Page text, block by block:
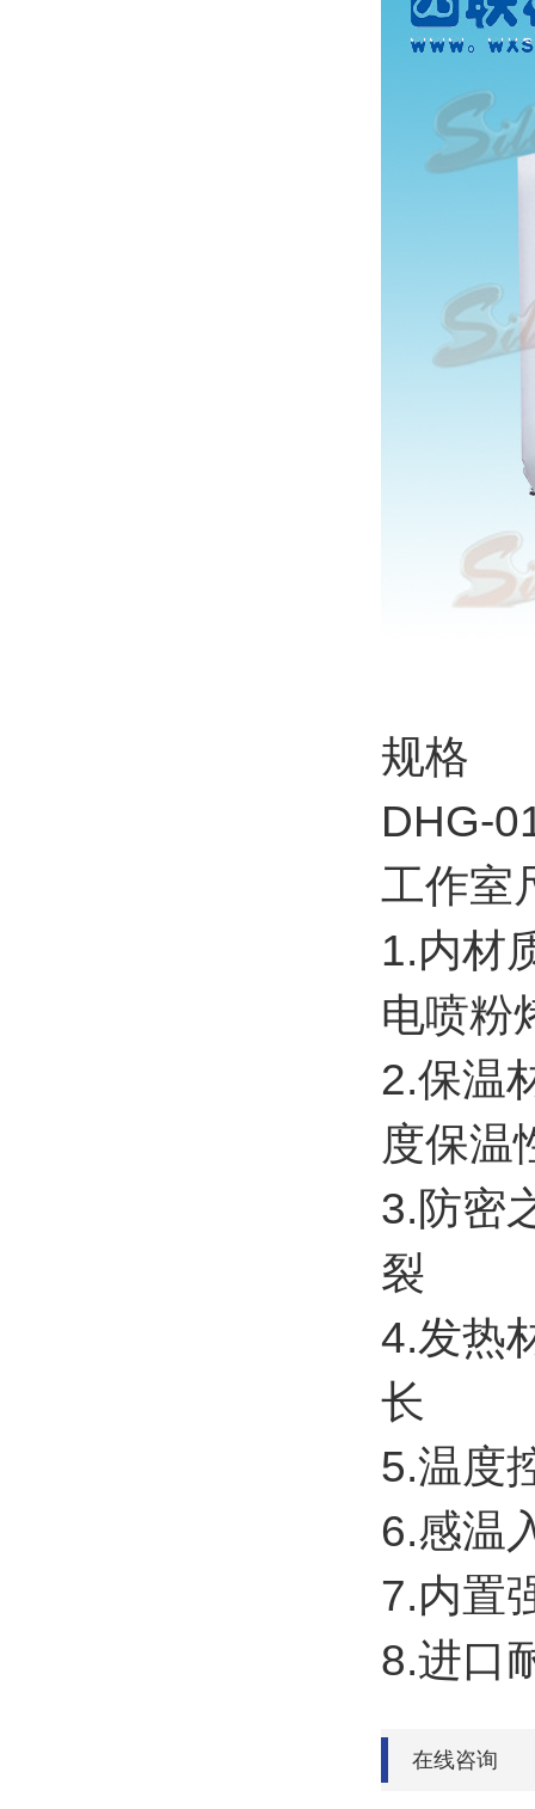
规格
DHG-
工作室
1.内材
电喷
2.保温
度保
3.防密
裂
4.发热
长
5.温度
6.感
7.内
8.进口
在线咨询